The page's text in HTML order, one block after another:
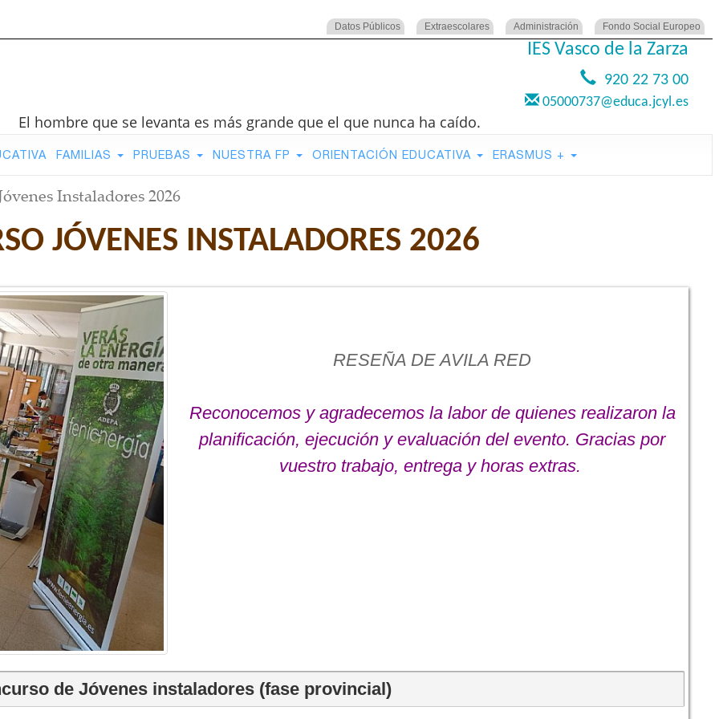
Datos Públicos Extraescolares Administración Fondo Social Europeo
IES Vasco de la Zarza
920 22 73 00
05000737@educa.jcyl.es
El hombre que se levanta es más grande que el que nunca ha caído.
FAMILIAS PRUEBAS NUESTRA FP ORIENTACIÓN EDUCATIVA ERASMUS +
Instaladores 2026
JÓVENES INSTALADORES 2026
RESEÑA DE AVILA RED
Reconocemos y agradecemos la labor de quienes realizaron la
planificación, ejecución y evaluación del evento. Gracias por
vuestro trabajo, entrega y horas extras.
de Jóvenes instaladores (fase provincial)